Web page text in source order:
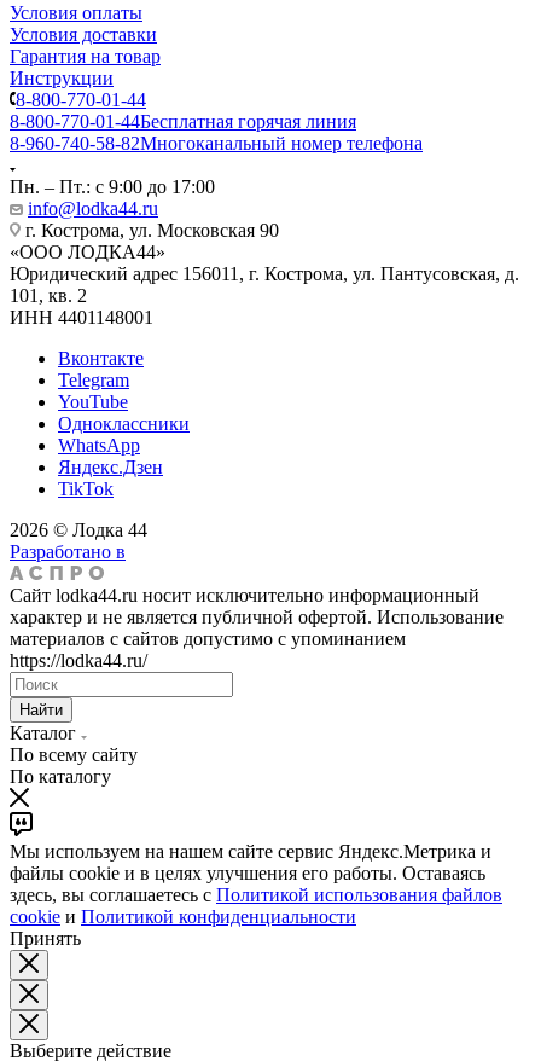
Условия оплаты
Условия доставки
Гарантия на товар
Инструкции
8-800-770-01-44
8-800-770-01-44Бесплатная горячая линия
8-960-740-58-82Многоканальный номер телефона
Пн. – Пт.: с 9:00 до 17:00
info@lodka44.ru
г. Кострома, ул. Московская 90
«ООО ЛOДКА44»
Юридический адрес 156011, г. Кострома, ул. Пантусовская, д.
101, кв. 2
ИНН 4401148001
Вконтакте
Telegram
YouTube
Одноклассники
WhatsApp
Яндекс.Дзен
TikTok
2026 © Лодка 44
Разработано в
Сайт lodka44.ru носит исключительно информационный
характер и не является публичной офертой. Использование
материалов с сайтов допустимо с упоминанием
https://lodka44.ru/
Найти
Каталог
По всему сайту
По каталогу
Мы используем на нашем сайте сервис Яндекс.Метрика и
файлы cookie и в целях улучшения его работы. Оставаясь
здесь, вы соглашаетесь с Политикой использования файлов
cookie и Политикой конфиденциальности
Принять
Выберите действие